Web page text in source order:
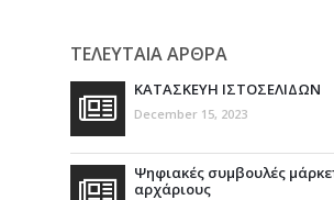
ΤΕΛΕΥΤΑΙΑ ΑΡΘΡΑ
ΚΑΤΑΣΚΕΥΗ ΙΣΤΟΣΕΛΙΔΩΝ
December 15, 2023
Ψηφιακές συμβουλές
αρχάριους